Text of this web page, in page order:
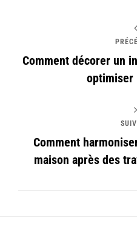
Comment décorer un
optimiser
Comment
maison après des